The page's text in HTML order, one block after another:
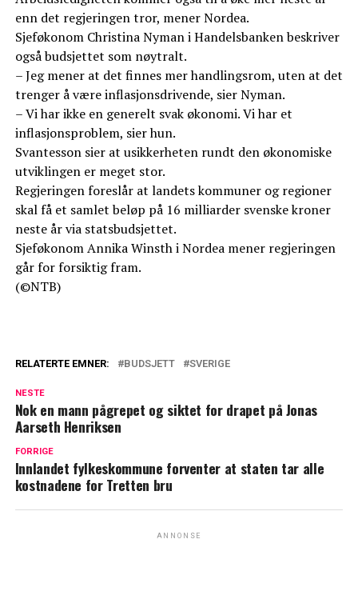
enn det regjeringen tror, mener Nordea.
Sjeføkonom Christina Nyman i Handelsbanken beskriver
også budsjettet som nøytralt.
– Jeg mener at det finnes mer handlingsrom, uten at det
trenger å være inflasjonsdrivende, sier Nyman.
– Vi har ikke en generelt svak økonomi. Vi har et
inflasjonsproblem, sier hun.
Svantesson sier at usikkerheten rundt den økonomiske
utviklingen er meget stor.
Regjeringen foreslår at landets kommuner og regioner
skal få et samlet beløp på 16 milliarder svenske kroner
neste år via statsbudsjettet.
Sjeføkonom Annika Winsth i Nordea mener regjeringen
går for forsiktig fram.
(©NTB)
RELATERTE EMNER: BUDSJETT SVERIGE
NESTE
Nok en mann pågrepet og siktet for drapet på Jonas
Aarseth Henriksen
FORRIGE
Innlandet fylkeskommune forventer at staten tar alle
kostnadene for Tretten bru
ANNONSE